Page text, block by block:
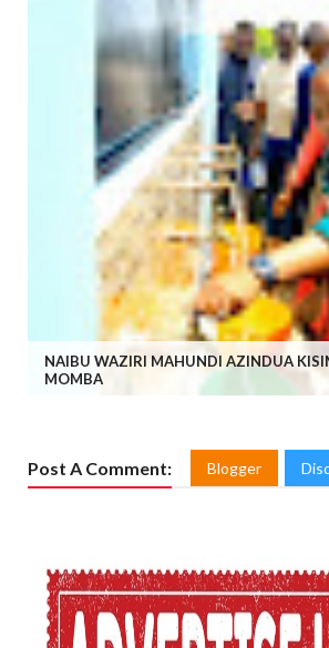
NAIBU WAZIRI MAHUNDI AZINDUA
MOMBA
Post A Comment: Blogger